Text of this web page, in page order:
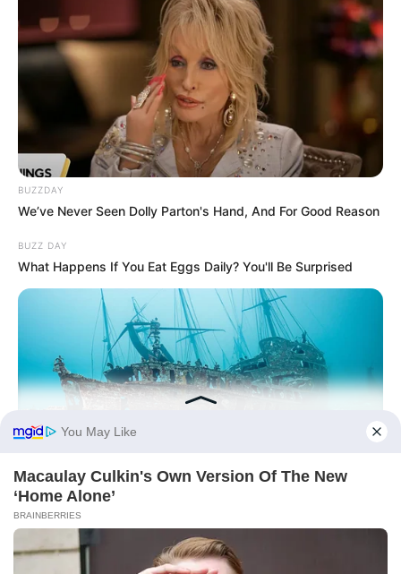
BUZZDAY
We’ve Never Seen Dolly Parton's Hand, And For Good Reason
BUZZ DAY
What Happens If You Eat Eggs Daily? You'll Be Surprised
Scientists Just Shocked The World In The Black Sea!